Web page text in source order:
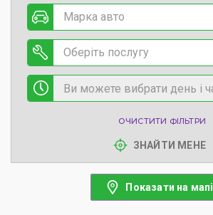
Марка авто
Оберіть послугу
ОЧИСТИТИ ФІЛЬТРИ
ЗНАЙТИ МЕНЕ
Показати на мапі